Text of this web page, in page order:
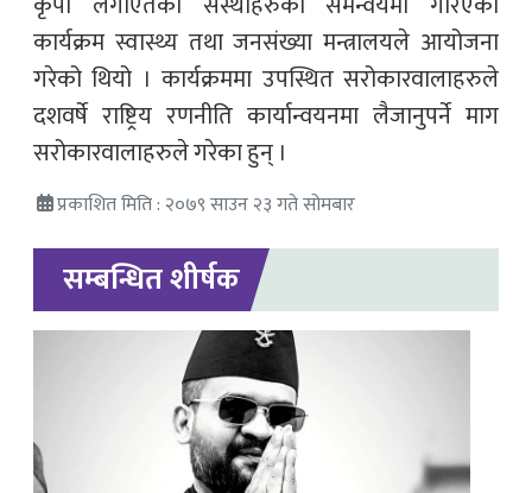
कार्यक्रम स्वास्थ्य तथा जनसंख्या मन्त्रालयले आयोजना
गरेको थियो । कार्यक्रममा उपस्थित सरोकारवालाहरुले
दशवर्षे राष्ट्रिय रणनीति कार्यान्वयनमा लैजानुपर्ने माग
सरोकारवालाहरुले गरेका हुन् ।
प्रकाशित मिति : २०७९ साउन २३ गते सोमबार
सम्बन्धित शीर्षक